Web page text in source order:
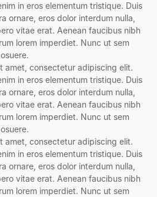
in eros elementum tristique. Duis
ornare, eros dolor interdum nulla,
vitae erat. Aenean faucibus nibh
lorem imperdiet. Nunc ut sem
amet, consectetur adipiscing elit.
in eros elementum tristique. Duis
ornare, eros dolor interdum nulla,
vitae erat. Aenean faucibus nibh
lorem imperdiet. Nunc ut sem
amet, consectetur adipiscing elit.
in eros elementum tristique. Duis
ornare, eros dolor interdum nulla,
vitae erat. Aenean faucibus nibh
lorem imperdiet. Nunc ut sem